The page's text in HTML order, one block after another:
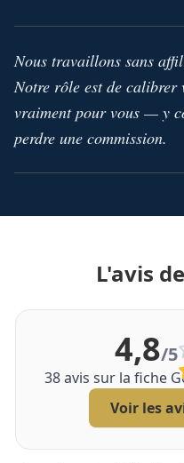
Nous travaillons sans
Notre rôle est de calibrer
vraiment pour vous — y
perdre une commission.
L'avis
4,8/5
38avis sur la fiche
Voir les